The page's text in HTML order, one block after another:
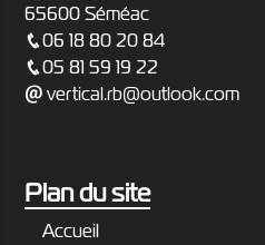
65600 Séméac
06 18 80 20 84
05 81 59 19 22
vertical.rb@outlook.com
Plan du site
Accueil